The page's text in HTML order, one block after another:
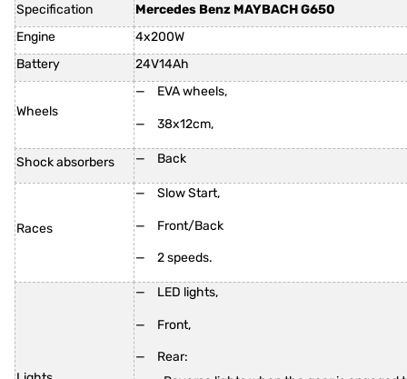
Specification
Mercedes Benz MAYBACH G650
Engine
4x200W
Battery
24V14Ah
Wheels
EVA wheels,
38x12cm,
Shock absorbers Back
Races
Slow Start,
Front/Back
2 speeds.
LED lights,
Front,
Rear: